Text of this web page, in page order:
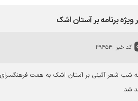
ویژه برنامه بر آستان اشک
کد خبر :۳۹۴۵۴
شد.